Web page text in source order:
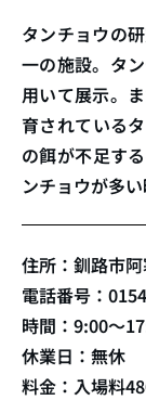
タンチョウの
一の施設。タ
用いて展示。
育されている
の餌が不足す
ンチョウが多
住所：釧路市
電話番号：
時間：9:00〜
休業日：無休
料金：入場料